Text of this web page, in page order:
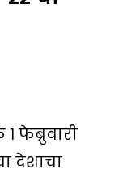
फेब्रुवारी
देशाचा